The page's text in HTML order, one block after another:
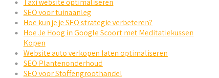
Taxi website optimaliseren
SEO voor tuinaanleg
Hoe kun je je SEO strategie verbeteren?
Hoe Je Hoog in Google Scoort met Meditatiekussen
Kopen
Website auto verkopen laten optimaliseren
SEO Plantenonderhoud
SEO voor Stoffengroothandel